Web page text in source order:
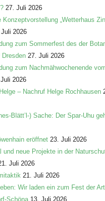
27. Juli 2026
Konzeptvorstellung „Wetterhaus
2026
zum Sommerfest des der
27. Juli 2026
zum Nachmähwochenende
2026
– Nachruf Helge Rochhausen
Blätt’l-) Sache: Der Spar-Uhu
eröffnet 23. Juli 2026
und neue Projekte in der
Juli 2026
21. Juli 2026
Wir laden ein zum Fest der
Schöna 13. Juli 2026